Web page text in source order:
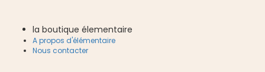
la boutique élementaire
A propos d'élémentaire
Nous contacter